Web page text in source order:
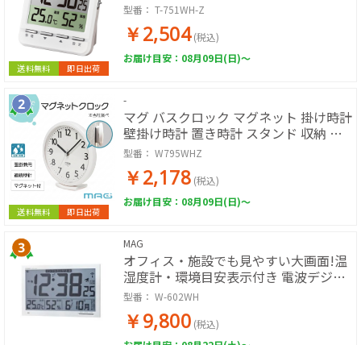
送料無料 即日出荷
型番： T-751WH-Z
￥2,504 (税込)
お届け目安：08月09日(日)～
送料無料 即日出荷
-
マグ バスクロック マグネット 掛け時計
壁掛け時計 置き時計 スタンド 収納 生
活防水 IP54 見やすい シンプル お風呂
キッチン 台所 水回り 厨房 直径約
15.0cm ノア精密
型番： W795WHZ
￥2,178 (税込)
お届け目安：08月09日(日)～
MAG
オフィス・施設でも見やすい大画面!温
湿度計・環境目安表示付き 電波デジタ
ル時計 エアサーチメルスター (ホワイ
型番： W-602WH
￥9,800 (税込)